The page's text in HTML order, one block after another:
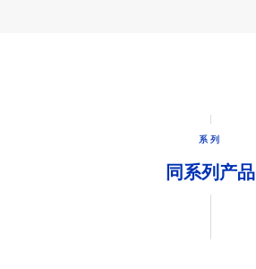
系列
同系列产品